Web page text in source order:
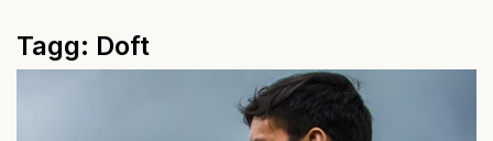
Tagg: Doft